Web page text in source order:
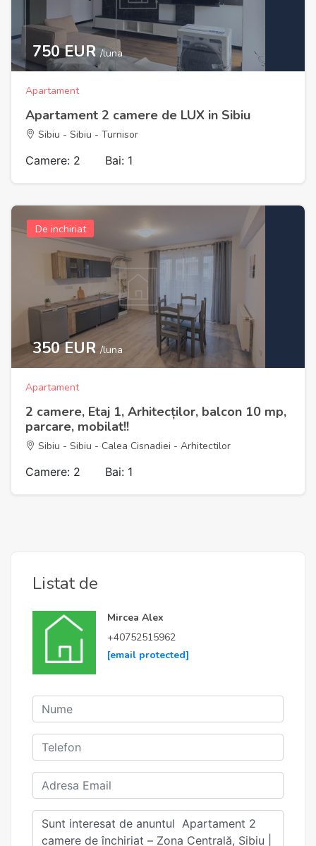
750 EUR/luna
Apartament
Apartament 2 camere de LUX in Sibiu
Sibiu - Sibiu - Turnisor
Camere: 2 Bai: 1
De inchiriat
350 EUR /luna
Apartament
2 camere, Etaj 1, Arhitecților, balcon 10 mp,
parcare, mobilat!!
Sibiu - Sibiu - Calea Cisnadiei - Arhitectilor
Camere: 2 Bai: 1
Listat de
Mircea Alex
+40752515962
[email protected]